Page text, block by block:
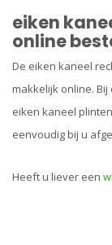
eiken
online
De eiken kaneel
makkelijk online.
eiken kaneel
eenvoudig bij u
Heeft u liever een